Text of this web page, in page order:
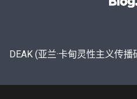
DEAK (亚兰·卡甸灵性主义传